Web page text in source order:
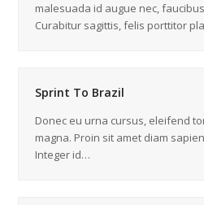
malesuada id augue nec,
Curabitur sagittis, felis porttitor
Sprint To Brazil
Donec eu urna cursus, eleifend
magna. Proin sit amet diam
Integer id…